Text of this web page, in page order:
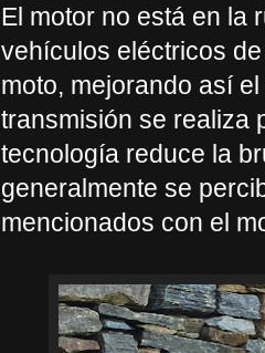
El motor no está en la
vehículos eléctricos
moto, mejorando así
transmisión se realiza
tecnología reduce la
generalmente se
mencionados con el